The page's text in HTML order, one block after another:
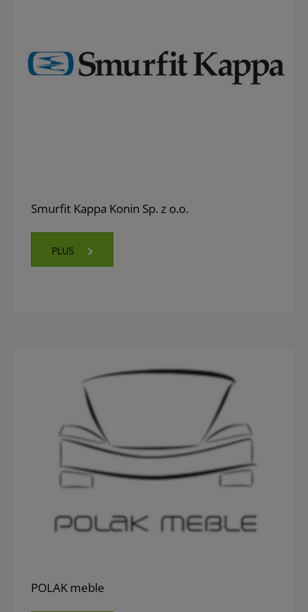
Smurfit Kappa Konin Sp. z o.o.
PLUS
POLAK meble